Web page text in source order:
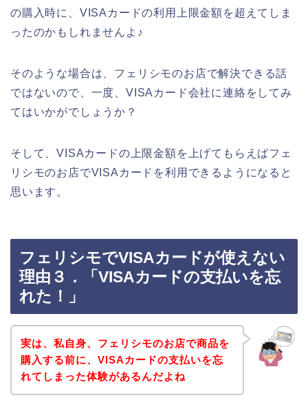
の購入時に、VISAカードの利用上限金額を超えてしま
ったのかもしれませんよ♪
そのような場合は、フェリシモのお店で解決できる話
ではないので、一度、VISAカード会社に連絡をしてみ
てはいかがでしょうか？
そして、VISAカードの上限金額を上げてもらえばフェ
リシモのお店でVISAカードを利用できるようになると
思います。
フェリシモでVISAカードが使えない
理由３．「VISAカードの支払いを忘
れた！」
実は、私自身、フェリシモのお店で商品を
購入する前に、VISAカードの支払いを忘
れてしまった体験があるんだよね